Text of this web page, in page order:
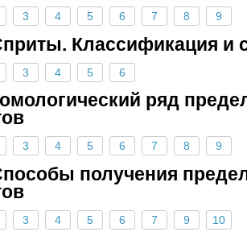
3 4 5 6 7 8 9
Классификация и
3 4 5 6
ряд
3 4 5 6 7 8 9
получения
3 4 5 6 7 9 10